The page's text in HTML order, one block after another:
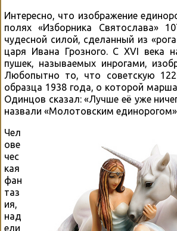
Интересно, что изображение
полях «Изборника Святослава»
чудесной силой, сделанный из
царя Ивана Грозного. С XVI века
пушек, называемых инрогами,
Любопытно то, что советскую
образца 1938 года, о которой
Одинцов сказал: «Лучше её уже
назвали «Молотовским
Чел
ове
чес
кая
фан
таз
ия,
над
ели